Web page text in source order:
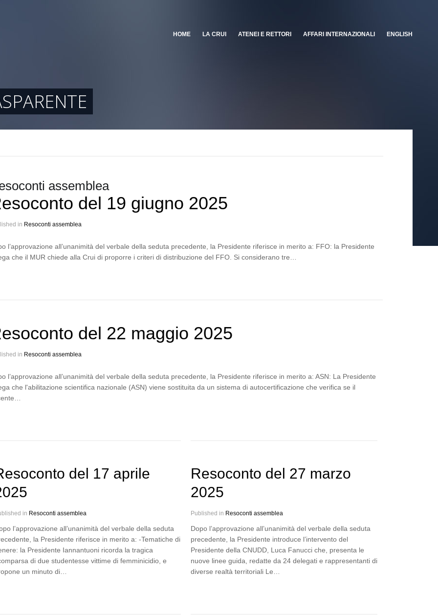
HOME LA CRUI ATENEI E RETTORI AFFARI INTERNAZIONALI ENGLISH
assemblea
del 19 giugno 2025
in Resoconti assemblea
l’approvazione all’unanimità del verbale della seduta precedente, la Presidente riferisce in merito a: FFO: la Presidente
che il MUR chiede alla Crui di proporre i criteri di distribuzione del FFO. Si considerano tre…
del 22 maggio 2025
in Resoconti assemblea
l’approvazione all’unanimità del verbale della seduta precedente, la Presidente riferisce in merito a: ASN: La Presidente
che l'abilitazione scientifica nazionale (ASN) viene sostituita da un sistema di autocertificazione che verifica se il
del 17 aprile
in Resoconti assemblea
l’approvazione all’unanimità del verbale della seduta
la Presidente riferisce in merito a: -Tematiche di
la Presidente Iannantuoni ricorda la tragica
di due studentesse vittime di femminicidio, e
un minuto di…
Resoconto del 27 marzo
2025
Published in Resoconti assemblea
Dopo l’approvazione all’unanimità del verbale della seduta
precedente, la Presidente introduce l’intervento del
Presidente della CNUDD, Luca Fanucci che, presenta le
nuove linee guida, redatte da 24 delegati e rappresentanti di
diverse realtà territoriali Le…